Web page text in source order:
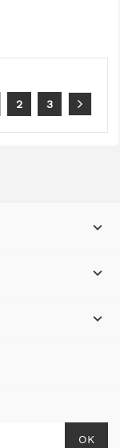
2 3


